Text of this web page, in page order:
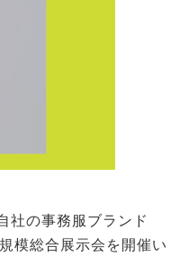
社の事務服ブランド
模総合展示会を開催い